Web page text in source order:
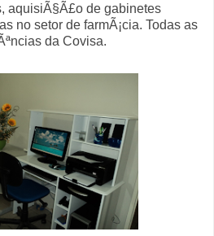
aquisiÃ§Ã£o de gabinetes
no setor de farmÃ¡cia. Todas as
da Covisa.